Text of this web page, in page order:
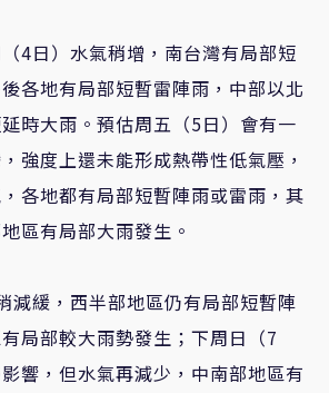
4日）水氣稍增，南台灣有局部短
各地有局部短暫雷陣雨，中部以北
時大雨。預估周五（5日）會有一
強度上還未能形成熱帶性低氣壓，
各地都有局部短暫陣雨或雷雨，其
區有局部大雨發生。
減緩，西半部地區仍有局部短暫陣
局部較大雨勢發生；下周日（7
響，但水氣再減少，中南部地區有